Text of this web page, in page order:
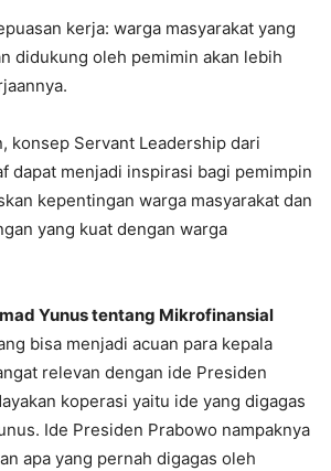
kerja: warga masyarakat yang
didukung oleh pemimin akan lebih
konsep Servant Leadership dari
dapat menjadi inspirasi bagi pemimpin
kepentingan warga masyarakat dan
yang kuat dengan warga
Yunus tentang Mikrofinansial
bisa menjadi acuan para kepala
relevan dengan ide Presiden
koperasi yaitu ide yang digagas
Ide Presiden Prabowo nampaknya
apa yang pernah digagas oleh